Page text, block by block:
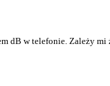
dB w telefonie. Zależy